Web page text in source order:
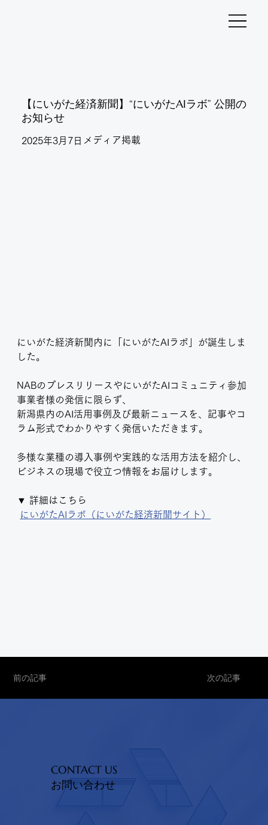
【にいがた経済新聞】“にいがたAIラボ” 公開の
お知らせ
2025年3月7日 メディア掲載
にいがた経済新聞内に「にいがたAIラボ」が誕生しま
した。
NABのプレスリリースやにいがたAIコミュニティ参加
事業者様の発信に限らず、
新潟県内のAI活用事例及び最新ニュースを、記事やコ
ラム形式でわかりやすく発信いただきます。
多様な業種の導入事例や実践的な活用方法を紹介し、
ビジネスの現場で役立つ情報をお届けします。
▼ 詳細はこちら
にいがたAIラボ（にいがた経済新聞サイト）
次の記事
前の記事
CONTACT US
お問い合わせ